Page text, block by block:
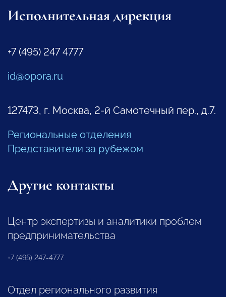
Исполнительная дирекция
+7 (495) 247 4777
id@opora.ru
127473, г. Москва, 2-й Самотечный пер., д.7.
Региональные отделения
Представители за рубежом
Другие контакты
Центр экспертизы и аналитики проблем
предпринимательства
+7 (495) 247-4777
Отдел регионального развития